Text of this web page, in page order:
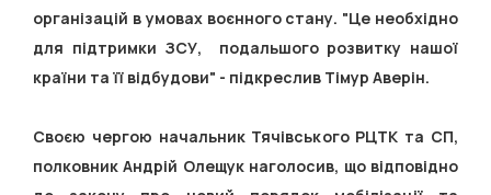
організацій в умовах воєнного стану. "Це необхідно
для підтримки ЗСУ, подальшого розвитку нашої
країни та її відбудови" - підкреслив Тімур Аверін.
Своєю чергою начальник Тячівського РЦТК та СП,
полковник Андрій Олещук наголосив, що відповідно